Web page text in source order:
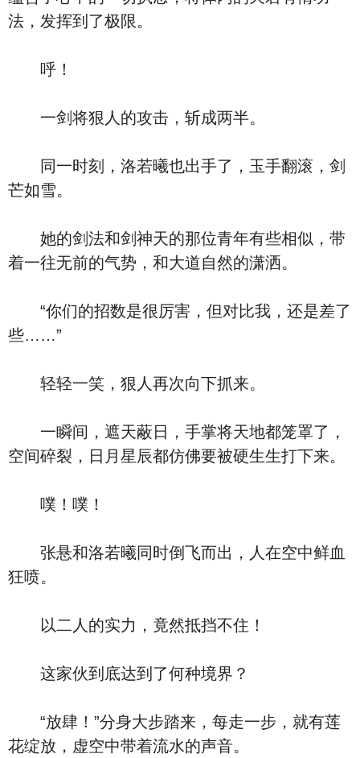
法，发挥到了极限。
呼！
一剑将狠人的攻击，斩成两半。
同一时刻，洛若曦也出手了，玉手翻滚，剑
芒如雪。
她的剑法和剑神天的那位青年有些相似，带
着一往无前的气势，和大道自然的潇洒。
“你们的招数是很厉害，但对比我，还是差了
些……”
轻轻一笑，狠人再次向下抓来。
一瞬间，遮天蔽日，手掌将天地都笼罩了，
空间碎裂，日月星辰都仿佛要被硬生生打下来。
噗！噗！
张悬和洛若曦同时倒飞而出，人在空中鲜血
狂喷。
以二人的实力，竟然抵挡不住！
这家伙到底达到了何种境界？
“放肆！”分身大步踏来，每走一步，就有莲
花绽放，虚空中带着流水的声音。